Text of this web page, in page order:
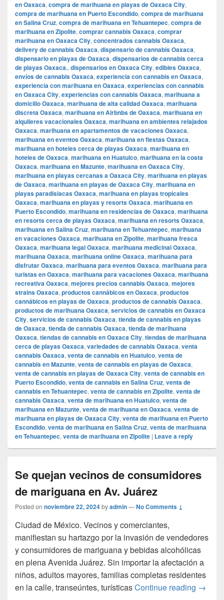
en Oaxaca, compra de marihuana en playas de Oaxaca City,
compra de marihuana en Puerto Escondido, compra de marihuana
en Salina Cruz, compra de marihuana en Tehuantepec, compra de
marihuana en Zipolite, comprar cannabis Oaxaca, comprar
marihuana en Oaxaca City, concentrados cannabis Oaxaca,
delivery de cannabis Oaxaca, dispensario de cannabis Oaxaca,
dispensario en playas de Oaxaca, dispensarios de cannabis cerca
de playas Oaxaca., dispensarios en Oaxaca City, edibles Oaxaca,
envíos de cannabis Oaxaca, experiencia con cannabis en Oaxaca,
experiencia con marihuana en Oaxaca, experiencias con cannabis
en Oaxaca City, experiencias con cannabis Oaxaca, marihuana a
domicilio Oaxaca, marihuana de alta calidad Oaxaca, marihuana
discreta Oaxaca, marihuana en Airbnbs de Oaxaca, marihuana en
alquileres vacacionales Oaxaca, marihuana en ambientes relajados
Oaxaca, marihuana en apartamentos de vacaciones Oaxaca,
marihuana en eventos Oaxaca, marihuana en fiestas Oaxaca,
marihuana en hoteles cerca de playas Oaxaca, marihuana en
hoteles de Oaxaca, marihuana en Huatulco, marihuana en la costa
Oaxaca, marihuana en Mazunte, marihuana en Oaxaca City,
marihuana en playas cercanas a Oaxaca City, marihuana en playas
de Oaxaca, marihuana en playas de Oaxaca City, marihuana en
playas paradisiacas Oaxaca, marihuana en playas tropicales
Oaxaca, marihuana en playas y resorts Oaxaca, marihuana en
Puerto Escondido, marihuana en residencias de Oaxaca, marihuana
en resorts cerca de playas Oaxaca, marihuana en resorts Oaxaca,
marihuana en Salina Cruz, marihuana en Tehuantepec, marihuana
en vacaciones Oaxaca, marihuana en Zipolite, marihuana fresca
Oaxaca, marihuana legal Oaxaca, marihuana medicinal Oaxaca,
marihuana Oaxaca, marihuana online Oaxaca, marihuana para
disfrutar Oaxaca, marihuana para eventos Oaxaca, marihuana para
turistas en Oaxaca, marihuana para vacaciones Oaxaca, marihuana
recreativa Oaxaca, mejores precios cannabis Oaxaca, mejores
strains Oaxaca, productos cannábicos en Oaxaca, productos
cannábicos en playas de Oaxaca, productos de cannabis Oaxaca,
productos de marihuana Oaxaca, servicios de cannabis en Oaxaca
City, servicios de cannabis Oaxaca, tienda de cannabis en playas
de Oaxaca, tienda de cannabis Oaxaca, tienda de marihuana
Oaxaca, tiendas de cannabis en Oaxaca City, tiendas de marihuana
cerca de playas Oaxaca, variedades de cannabis Oaxaca, venta
cannabis Oaxaca, venta de cannabis en Huatulco, venta de
cannabis en Mazunte, venta de cannabis en playas de Oaxaca,
venta de cannabis en playas de Oaxaca City, venta de cannabis en
Puerto Escondido, venta de cannabis en Salina Cruz, venta de
cannabis en Tehuantepec, venta de cannabis en Zipolite, venta de
cannabis Oaxaca, venta de marihuana en Huatulco, venta de
marihuana en Mazunte, venta de marihuana en Oaxaca, venta de
marihuana en playas de Oaxaca City, venta de marihuana en Puerto
Escondido, venta de marihuana en Salina Cruz, venta de marihuana
en Tehuantepec, venta de marihuana en Zipolite | Leave a reply
Se quejan vecinos de consumidores
de mariguana en Av. Juárez
Posted on noviembre 22, 2024byadmin—No Comments ↓
Ciudad de México. Vecinos y comerciantes,
manifiestan su hartazgo por la invasión de vendedores
y consumidores de mariguana y bebidas alcohólicas
en plena Avenida Juárez. Sin importar la afectación a
niños, adultos mayores, familias completas residentes
en la calle, transeúntes, turísticasContinue reading Se
→